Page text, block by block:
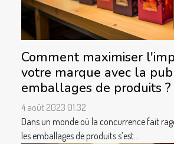
Comment maximiser
votre marque avec la
emballages de produits ?
4 août 2023 01:32
Dans un monde où la concurrence fait
les emballages de produits s’est...